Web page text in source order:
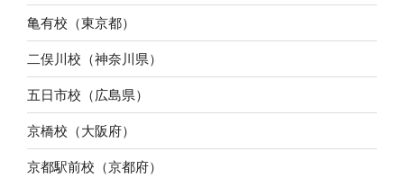
亀有校（東京都）
二俣川校（神奈川県）
五日市校（広島県）
京橋校（大阪府）
京都駅前校（京都府）